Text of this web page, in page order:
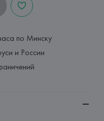
по Минску
и России